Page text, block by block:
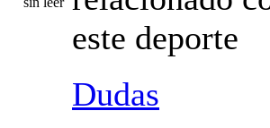
este deporte
Dudas